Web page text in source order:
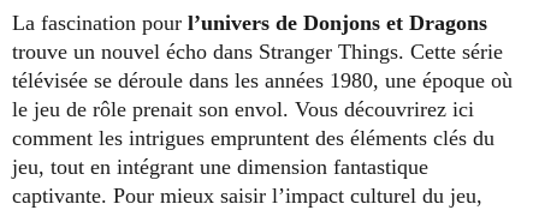
La fascination pour l’univers de Donjons et Dragons
trouve un nouvel écho dans Stranger Things. Cette série
télévisée se déroule dans les années 1980, une époque où
le jeu de rôle prenait son envol. Vous découvrirez ici
comment les intrigues empruntent des éléments clés du
jeu, tout en intégrant une dimension fantastique
captivante. Pour mieux saisir l’impact culturel du jeu,